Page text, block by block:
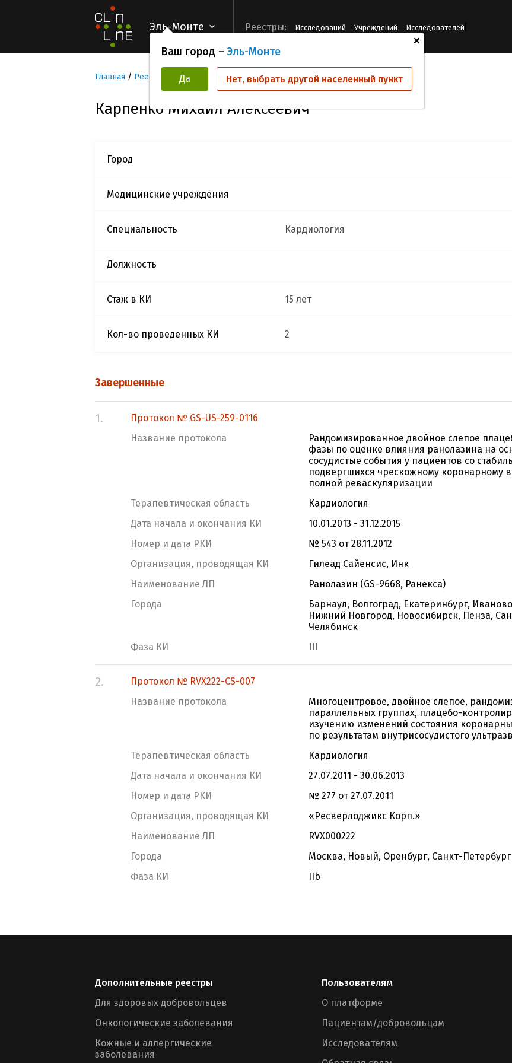
Эль-Монте
+
Ваш город – Эль-Монте
Да Нет, выбрать другой населенный пункт
Реестры: Исследований Учреждений Исследователей
Главная Реестр Исследователей Карпенко Михаил Алексеевич
Карпенко Михаил Алексеевич
Город
Медицинские учреждения
Специальность Кардиология
Должность
Стаж в КИ 15 лет
Кол-во проведенных КИ 2
Завершенные
1.
Протокол № GS-US-259-0116
Название протокола
Рандомизированное двойное слепое
фазы по оценке влияния ранолазина на
сосудистые события у пациентов со
подвергшихся чрескожному коронарному
полной реваскуляризации
Терапевтическая область
Кардиология
Дата начала и окончания КИ
10.01.2013 - 31.12.2015
Номер и дата РКИ
№ 543 от 28.11.2012
Организация, проводящая КИ
Гилеад Сайенсис, Инк
Наименование ЛП
Ранолазин (GS-9668, Ранекса)
Города
Барнаул, Волгоград, Екатеринбург,
Нижний Новгород, Новосибирск, Пенза,
Челябинск
Фаза КИ
III
2.
Протокол № RVX222-CS-007
Название протокола
Многоцентровое, двойное слепое,
параллельных группах, плацебо-
изучению изменений состояния
по результатам внутрисосудистого
Терапевтическая область
Кардиология
Дата начала и окончания КИ
27.07.2011 - 30.06.2013
Номер и дата РКИ
№ 277 от 27.07.2011
Организация, проводящая КИ
«Реcверлоджикс Корп.»
Наименование ЛП
RVX000222
Города
Москва, Новый, Оренбург, Санкт-Петербург
Фаза КИ
IIb
Дополнительные реестры
Для здоровых добровольцев
Онкологические заболевания
Кожные и аллергические
заболевания
Пользователям
О платформе
Пациентам/добровольцам
Исследователям